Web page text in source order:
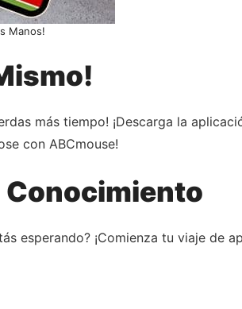
Manos!
más tiempo! ¡Descarga la
con ABCmouse!
Conocimiento
esperando? ¡Comienza tu viaje de